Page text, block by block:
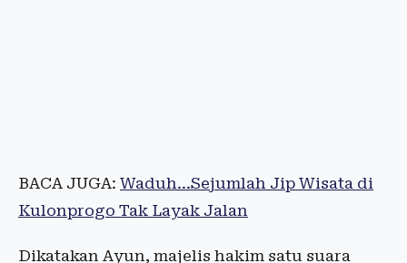
BACA JUGA: Waduh...Sejumlah Jip Wisata di
Kulonprogo Tak Layak Jalan
Dikatakan Ayun, majelis hakim satu suara